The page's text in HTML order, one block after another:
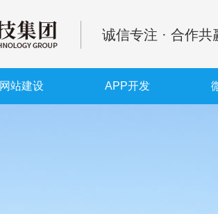
诚信专注 · 合作共
网站建设 APP开发